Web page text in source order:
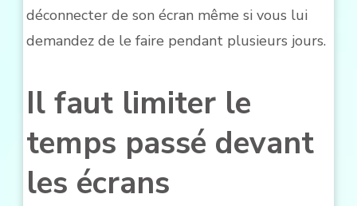
déconnecter de son écran même si vous lui
demandez de le faire pendant plusieurs jours.
Il faut limiter le
temps passé devant
les écrans